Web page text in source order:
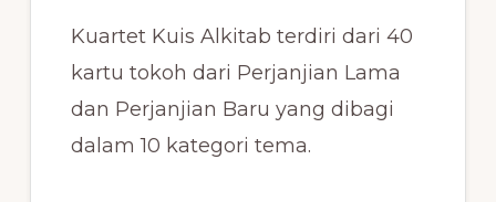
Kuartet Kuis Alkitab terdiri dari 40
kartu tokoh dari Perjanjian Lama
dan Perjanjian Baru yang dibagi
dalam 10 kategori tema.